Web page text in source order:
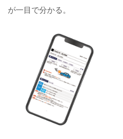
が一目で分かる。